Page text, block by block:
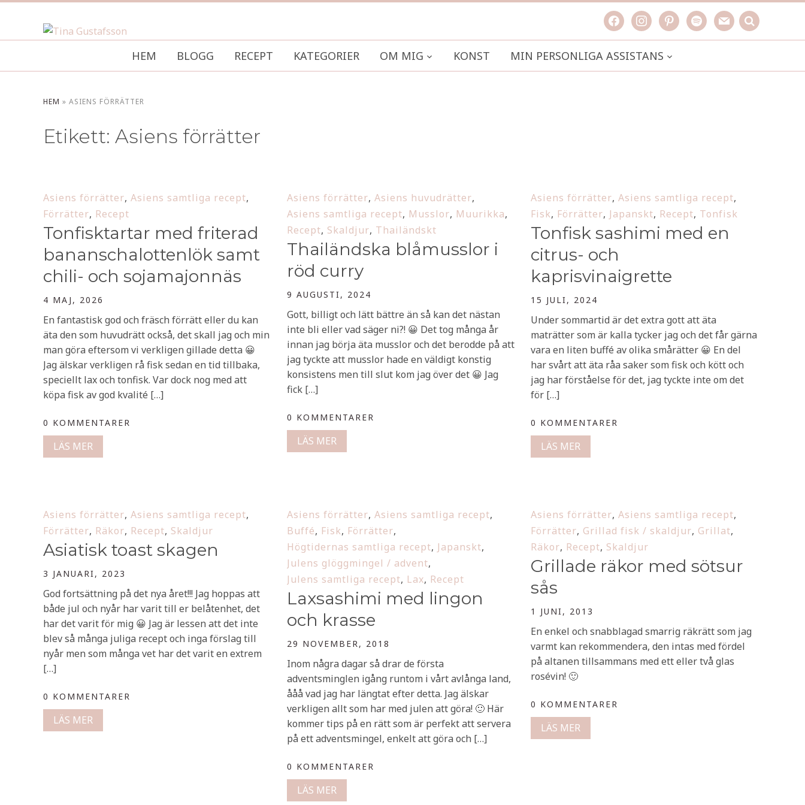
facebookinstagrampinterestspotifymail search
HEM BLOGG RECEPT KATEGORIER OM MIG KONST MIN PERSONLIGA ASSISTANS
HEM » ASIENS FÖRRÄTTER
Etikett: Asiens förrätter
Asiens förrätter, Asiens samtliga recept,
Förrätter, Recept
Tonfisktartar med friterad
bananschalottenlök samt
chili- och sojamajonnäs
4 MAJ, 2026
En fantastisk god och fräsch förrätt eller du kan
äta den som huvudrätt också, det skall jag och min
man göra eftersom vi verkligen gillade detta 😀
Jag älskar verkligen rå fisk sedan en tid tillbaka,
speciellt lax och tonfisk. Var dock nog med att
köpa fisk av god kvalité […]
0 KOMMENTARER
LÄS MER
Asiens förrätter, Asiens huvudrätter,
Asiens samtliga recept, Musslor, Muurikka,
Recept, Skaldjur, Thailändskt
Thailändska blåmusslor i
röd curry
9 AUGUSTI, 2024
Gott, billigt och lätt bättre än så kan det nästan
inte bli eller vad säger ni?! 😀 Det tog många år
innan jag börja äta musslor och det berodde på att
jag tyckte att musslor hade en väldigt konstig
konsistens men till slut kom jag över det 😀 Jag
fick […]
0 KOMMENTARER
LÄS MER
Asiens förrätter, Asiens samtliga recept,
Fisk, Förrätter, Japanskt, Recept, Tonfisk
Tonfisk sashimi med en
citrus- och
kaprisvinaigrette
15 JULI, 2024
Under sommartid är det extra gott att äta
maträtter som är kalla tycker jag och det får gärna
vara en liten buffé av olika smårätter 😀 En del
har svårt att äta råa saker som fisk och kött och
jag har förståelse för det, jag tyckte inte om det
för […]
0 KOMMENTARER
LÄS MER
Asiens förrätter, Asiens samtliga recept,
Förrätter, Räkor, Recept, Skaldjur
Asiatisk toast skagen
3 JANUARI, 2023
God fortsättning på det nya året!!! Jag hoppas att
både jul och nyår har varit till er belåtenhet, det
har det varit för mig 😀 Jag är lessen att det inte
blev så många juliga recept och inga förslag till
nyår men som många vet har det varit en extrem
[…]
0 KOMMENTARER
LÄS MER
Asiens förrätter, Asiens samtliga recept,
Buffé, Fisk, Förrätter,
Högtidernas samtliga recept, Japanskt,
Julens glöggmingel / advent,
Julens samtliga recept, Lax, Recept
Laxsashimi med lingon
och krasse
29 NOVEMBER, 2018
Inom några dagar så drar de första
adventsminglen igång runtom i vårt avlånga land,
ååå vad jag har längtat efter detta. Jag älskar
verkligen allt som har med julen att göra! 🙂 Här
kommer tips på en rätt som är perfekt att servera
på ett adventsmingel, enkelt att göra och […]
0 KOMMENTARER
LÄS MER
Asiens förrätter, Asiens samtliga recept,
Förrätter, Grillad fisk / skaldjur, Grillat,
Räkor, Recept, Skaldjur
Grillade räkor med sötsur
sås
1 JUNI, 2013
En enkel och snabblagad smarrig räkrätt som jag
varmt kan rekommendera, den intas med fördel
på altanen tillsammans med ett eller två glas
rosévin! 🙂
0 KOMMENTARER
LÄS MER